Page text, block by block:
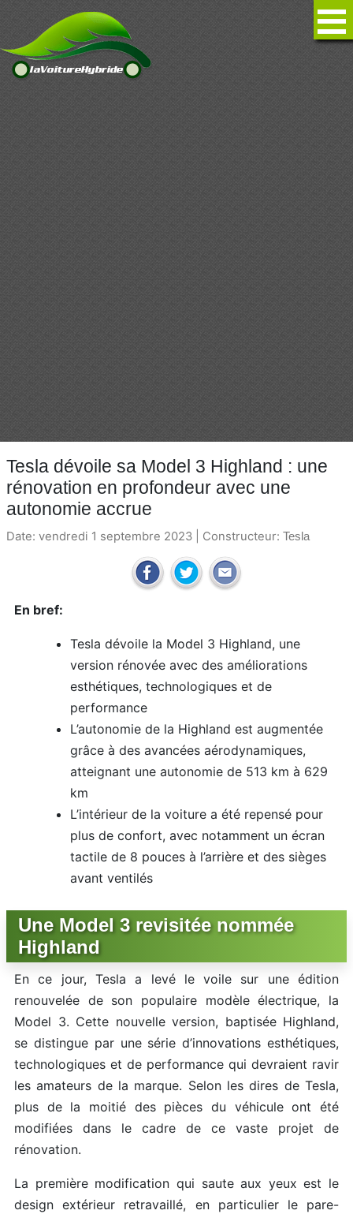
Tesla dévoile sa Model 3 Highland : une
rénovation en profondeur avec une
autonomie accrue
Date: vendredi 1 septembre 2023 | Constructeur: Tesla
En bref:
Tesla dévoile la Model 3 Highland, une
version rénovée avec des améliorations
esthétiques, technologiques et de
performance
L’autonomie de la Highland est augmentée
grâce à des avancées aérodynamiques,
atteignant une autonomie de 513 km à 629
km
L’intérieur de la voiture a été repensé pour
plus de confort, avec notamment un écran
tactile de 8 pouces à l’arrière et des sièges
avant ventilés
Une Model 3 revisitée nommée
Highland
En ce jour, Tesla a levé le voile sur une édition
renouvelée de son populaire modèle électrique, la
Model 3. Cette nouvelle version, baptisée Highland,
se distingue par une série d’innovations esthétiques,
technologiques et de performance qui devraient ravir
les amateurs de la marque. Selon les dires de Tesla,
plus de la moitié des pièces du véhicule ont été
modifiées dans le cadre de ce vaste projet de
rénovation.
La première modification qui saute aux yeux est le
design extérieur retravaillé, en particulier le pare-